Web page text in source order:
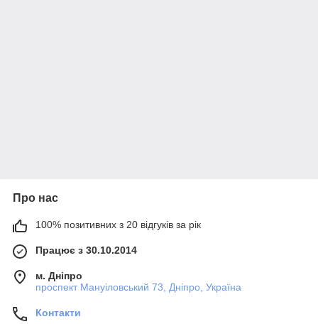
Про нас
100% позитивних з 20 відгуків за рік
Працює з 30.10.2014
м. Дніпро
проспект Мануіловський 73, Дніпро, Україна
Контакти